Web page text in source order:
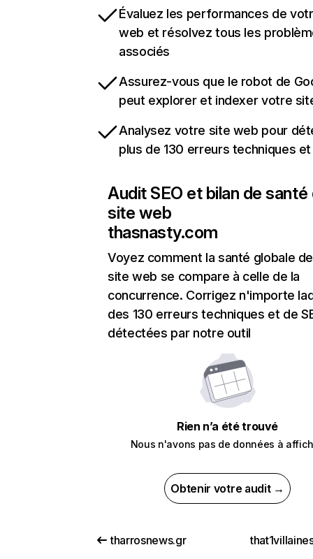
Évaluez les performances de
web et résolvez tous les
associés
Assurez-vous que le robot de
peut explorer et indexer votre
Analysez votre site web pour
plus de 130 erreurs techniques et
Audit SEO et bilan de santé
site web
thasnasty.com
Voyez comment la santé globale
site web se compare à celle de la
concurrence. Corrigez n'importe
des 130 erreurs techniques et de
détectées par notre outil
Rien n’a été trouvé
Nous n'avons pas de données à
Obtenir votre audit →
tharrosnews.gr